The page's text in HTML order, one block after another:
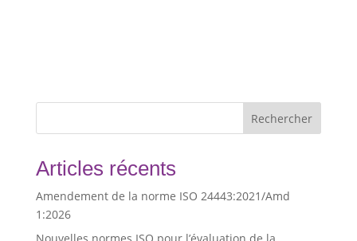
Rechercher
Articles récents
Amendement de la norme ISO 24443:2021/Amd
1:2026